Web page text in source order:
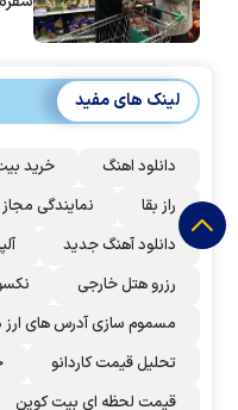
لینک های مفید
دانلود اهنگ خرید
راز بقا
نمایندگی
دانلود آهنگ جدید
رزرو هتل خارجی
مسموم سازی آدرس های ارز
تحلیل قیمت کاردانو
قیمت لحظه ای بیت کوین